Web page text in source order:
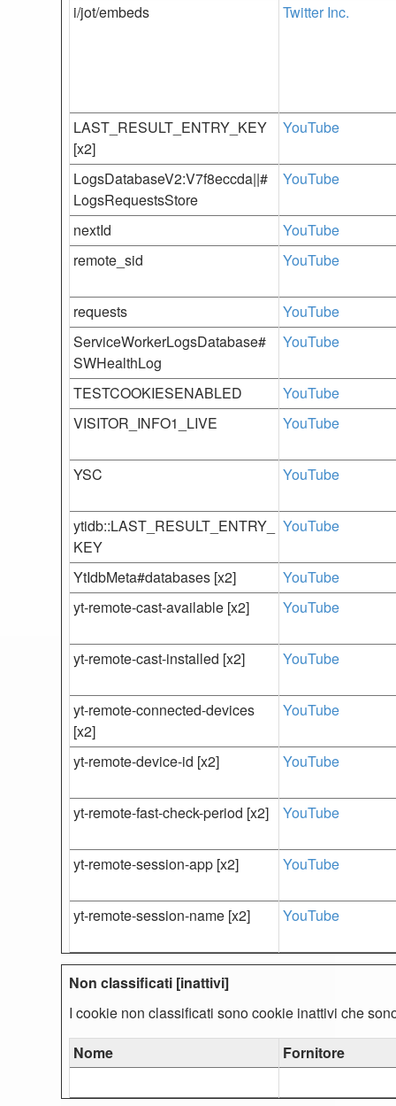
i/jot/embeds Twitter Inc.
LAST_RESULT_ENTRY_KEY
[x2]
YouTube
LogsDatabaseV2:V7f8eccda||#
LogsRequestsStore
YouTube
nextId
YouTube
remote_sid
YouTube
requests
YouTube
ServiceWorkerLogsDatabase#
SWHealthLog
YouTube
TESTCOOKIESENABLED
YouTube
VISITOR_INFO1_LIVE
YouTube
YSC YouTube
ytidb::LAST_RESULT_ENTRY_
KEY
YouTube
YtIdbMeta#databases [x2]
YouTube
yt-remote-cast-available [x2]
YouTube
yt-remote-cast-installed [x2] YouTube
yt-remote-connected-devices
[x2]
YouTube
yt-remote-device-id [x2] YouTube
yt-remote-fast-check-period [x2] YouTube
yt-remote-session-app [x2] YouTube
yt-remote-session-name [x2] YouTube
Non classificati [inattivi]
I cookie non classificati sono cookie inattivi che
Nome
Fornitore